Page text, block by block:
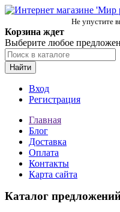
Не упустите
Корзина ждет
Выберите любое
Найти
Вход
Регистрация
Главная
Блог
Доставка
Оплата
Контакты
Карта сайта
Каталог